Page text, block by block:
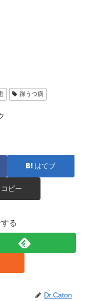
躁うつ病
はてブ
コピー
る
Dr.Caton